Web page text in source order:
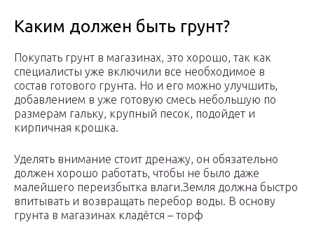
Каким должен быть грунт?
Покупать грунт в магазинах, это хорошо, так как
специалисты уже включили все необходимое в
состав готового грунта. Но и его можно улучшить,
добавлением в уже готовую смесь небольшую по
размерам гальку, крупный песок, подойдет и
кирпичная крошка.
Уделять внимание стоит дренажу, он обязательно
должен хорошо работать, чтобы не было даже
малейшего переизбытка влаги.Земля должна быстро
впитывать и возвращать перебор воды. В основу
грунта в магазинах кладётся – торф